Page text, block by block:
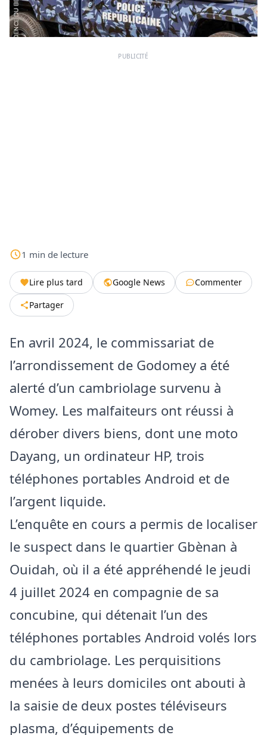
PUBLICITÉ
1 min de lecture
Lire plus tard Google News
Commenter
Partager
En avril 2024, le commissariat de
l’arrondissement de Godomey a été
alerté d’un cambriolage survenu à
Womey. Les malfaiteurs ont réussi à
dérober divers biens, dont une moto
Dayang, un ordinateur HP, trois
téléphones portables Android et de
l’argent liquide.
L’enquête en cours a permis de localiser
le suspect dans le quartier Gbènan à
Ouidah, où il a été appréhendé le jeudi
4 juillet 2024 en compagnie de sa
concubine, qui détenait l’un des
téléphones portables Android volés lors
du cambriolage. Les perquisitions
menées à leurs domiciles ont abouti à
la saisie de deux postes téléviseurs
plasma, d’équipements de